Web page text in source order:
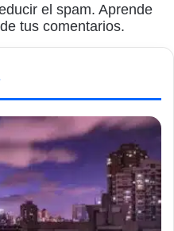
el spam. Aprende
tus comentarios.